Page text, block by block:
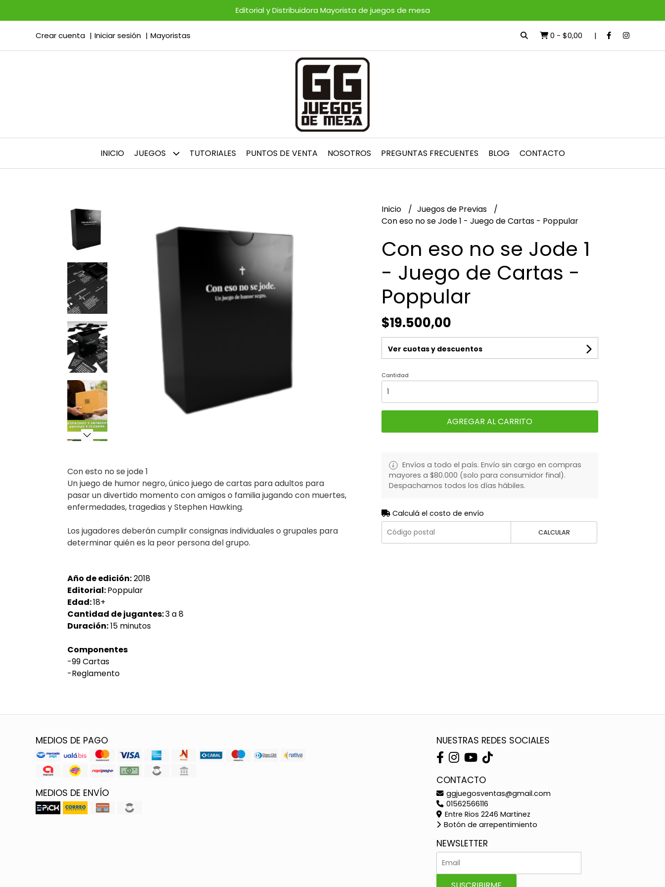
Editorial y Distribuidora Mayorista de juegos de mesa
Crear cuenta Iniciar sesión Mayoristas 0 - $0,00
INICIO JUEGOS TUTORIALES PUNTOS DE VENTA NOSOTROS PREGUNTAS FRECUENTES BLOG CONTACTO
Con esto no se jode 1
Un juego de humor negro, único juego de cartas para adultos para
pasar un divertido momento con amigos o familia jugando con muertes,
enfermedades, tragedias y Stephen Hawking.
Los jugadores deberán cumplir consignas individuales o grupales para
determinar quién es la peor persona del grupo.
Año de edición:2018
Editorial:Poppular
Edad:18+
Cantidad de jugantes:3 a 8
Duración:15 minutos
Componentes
-99 Cartas
-Reglamento
Inicio
Juegos de Previas
Con eso no se Jode 1 - Juego de Cartas - Poppular
Con eso no se Jode 1
- Juego de Cartas -
Poppular
$19.500,00
Ver cuotas y descuentos
Cantidad
AGREGAR AL CARRITO
Envíos a todo el país. Envío sin cargo en compras
mayores a $80.000 (solo para consumidor final).
Despachamos todos los días hábiles.
Calculá el costo de envío
CALCULAR
MEDIOS DE PAGO
MEDIOS DE ENVÍO
NUESTRAS REDES SOCIALES
CONTACTO
ggjuegosventas@gmail.com
01562566116
Entre Rios 2246 Martinez
Botón de arrepentimiento
NEWSLETTER